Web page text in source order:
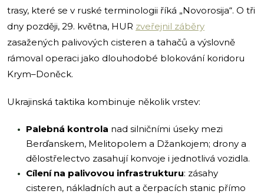
trasy, které se v ruské terminologii říká „Novorosija“. O tři
dny později, 29. května, HUR zveřejnil záběry
zasažených palivových cisteren a tahačů a výslovně
rámoval operaci jako dlouhodobé blokování koridoru
Krym–Doněck.
Ukrajinská taktika kombinuje několik vrstev:
Palebná kontrola nad silničními úseky mezi
Berďanskem, Melitopolem a Džankojem; drony a
dělostřelectvo zasahují konvoje i jednotlivá vozidla.
Cílení na palivovou infrastrukturu: zásahy
cisteren, nákladních aut a čerpacích stanic přímo